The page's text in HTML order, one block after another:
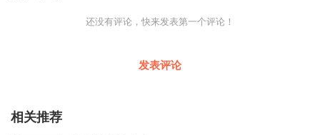
还没有评论，快来发表第一个评论！
发表评论
相关推荐